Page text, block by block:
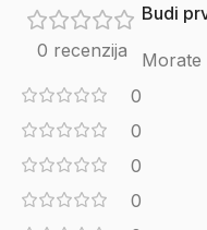
0 recenzija
0
0
0
0
Budi
Morate